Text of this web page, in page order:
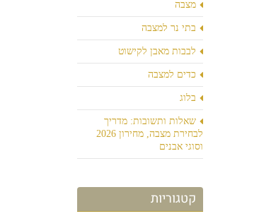
מצבה
בתי נר למצבה
לבבות מאבן לקישוט
כדים למצבה
בלוג
שאלות ותשובות: מדריך
לבחירת מצבה, מחירון 2026
וסוגי אבנים
קטגוריות